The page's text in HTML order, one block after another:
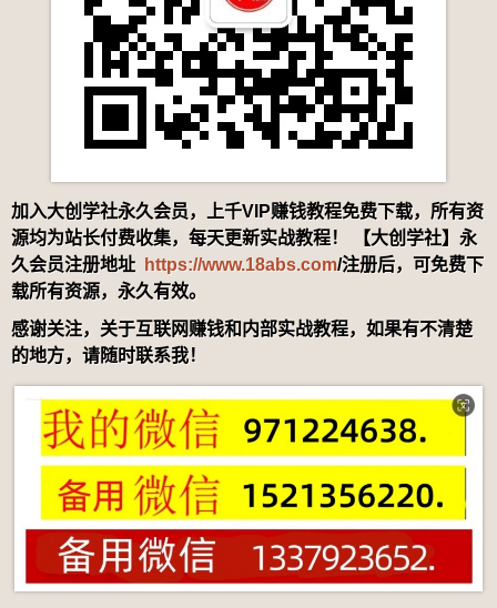
加入大创学社永久会员，上千VIP赚钱教程免费下载，所有资
源均为站长付费收集，每天更新实战教程！ 【大创学社】永
久会员注册地址
https://www.18abs.com/注册后，可免费下
载所有资源，永久有效。
感谢关注，关于互联网赚钱和内部实战教程，如果有不清楚
的地方，请随时联系我！